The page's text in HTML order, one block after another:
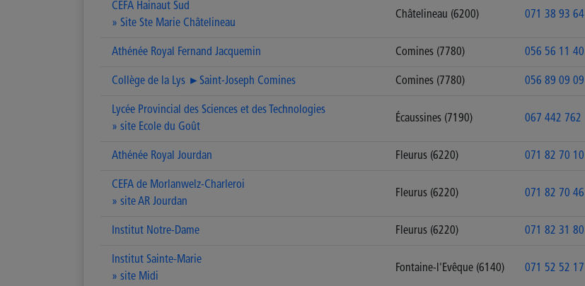
CEFA Hainaut Sud
» Site Ste Marie Châtelineau
Châtelineau (6200) 071 38 93 64
Athénée Royal Fernand Jacquemin Comines (7780) 056 56 11 40
Collège de la Lys ►Saint-Joseph Comines Comines (7780) 056 89 09 09
Lycée Provincial des Sciences et des Technologies
» site Ecole du Goût
Écaussines (7190) 067 442 762
Athénée Royal Jourdan Fleurus (6220) 071 82 70 10
CEFA de Morlanwelz-Charleroi
» site AR Jourdan
Fleurus (6220) 071 82 70 46
Institut Notre-Dame Fleurus (6220) 071 82 31 80
Institut Sainte-Marie
» site Midi
Fontaine-l'Evêque (6140) 071 52 52 17